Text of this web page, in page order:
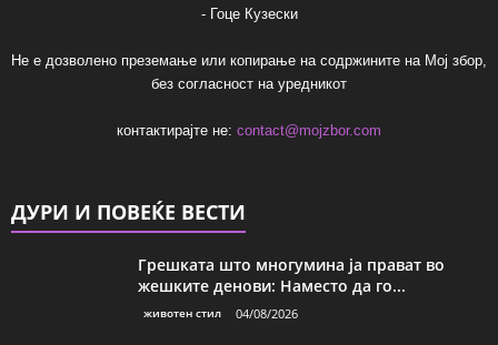
- Гоце Кузески
Не е дозволено преземање или копирање на содржините на Мој збор,
без согласност на уредникот
контактирајте не: contact@mojzbor.com
ДУРИ И ПОВЕЌЕ ВЕСТИ
Грешката што многумина ја прават во
жешките денови: Наместо да го...
животен стил 04/08/2026